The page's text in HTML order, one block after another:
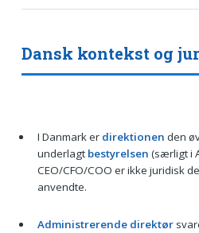
Dansk kontekst og
I Danmark er direktionen den
underlagt bestyrelsen (særligt i
CEO/CFO/COO er ikke juridisk
anvendte.
Administrerende direktør